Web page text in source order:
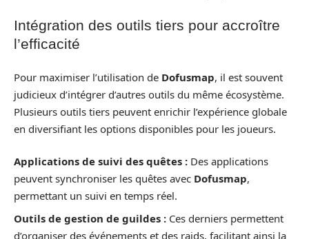
Intégration des outils tiers pour accroître
l’efficacité
Pour maximiser l’utilisation de Dofusmap, il est souvent
judicieux d’intégrer d’autres outils du même écosystème.
Plusieurs outils tiers peuvent enrichir l’expérience globale
en diversifiant les options disponibles pour les joueurs.
Applications de suivi des quêtes : Des applications
peuvent synchroniser les quêtes avec Dofusmap,
permettant un suivi en temps réel.
Outils de gestion de guildes : Ces derniers permettent
d’organiser des événements et des raids, facilitant ainsi la